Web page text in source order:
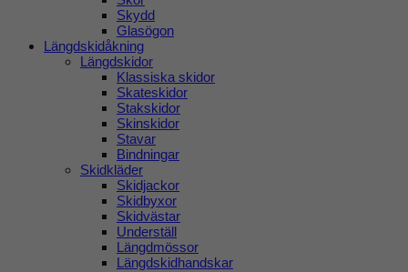
Skydd
Glasögon
Längdskidåkning
Längdskidor
Klassiska skidor
Skateskidor
Stakskidor
Skinskidor
Stavar
Bindningar
Skidkläder
Skidjackor
Skidbyxor
Skidvästar
Underställ
Längdmössor
Längdskidhandskar